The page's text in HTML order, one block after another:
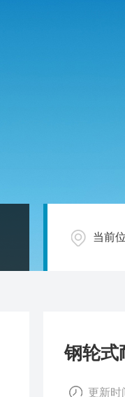
当前
钢轮式
更新时